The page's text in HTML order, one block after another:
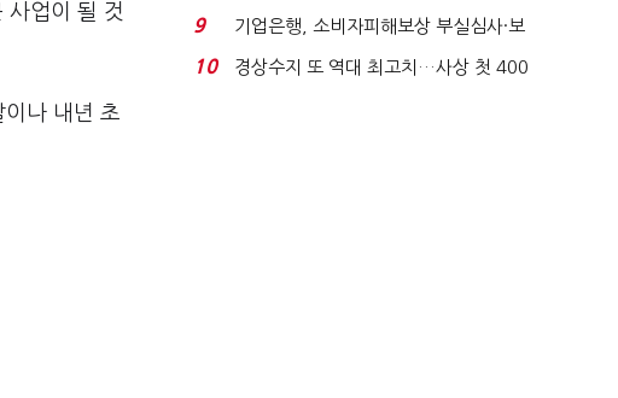
업이 될 것
나 내년 초
'초접전'…대통령 ...
9
기업은행, 소비자피해보상 부실심사·보
이스피싱 공시 ...
10
경상수지 또 역대 최고치…사상 첫 400